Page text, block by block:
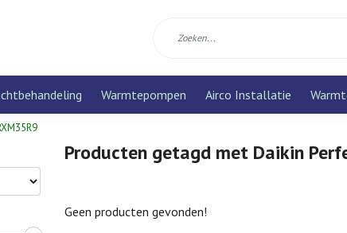
Warmtepompen Airco Installatie
Producten getagd met Daikin
Geen producten gevonden!